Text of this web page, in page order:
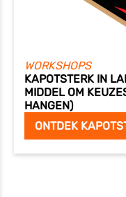
WORKSHOPS
KAPOTSTERK IN
MIDDEL OM
HANGEN)
ONTDEK